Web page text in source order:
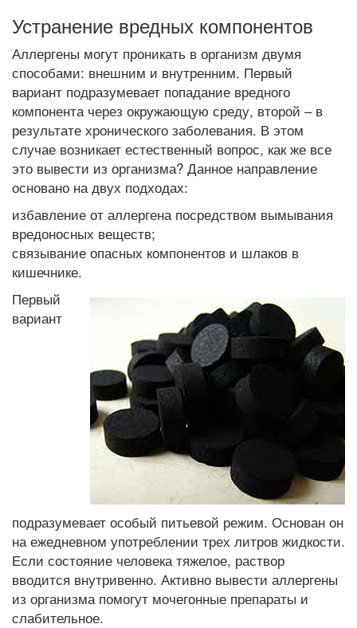
Устранение вредных компонентов
Аллергены могут проникать в организм двумя
способами: внешним и внутренним. Первый
вариант подразумевает попадание вредного
компонента через окружающую среду, второй – в
результате хронического заболевания. В этом
случае возникает естественный вопрос, как же все
это вывести из организма? Данное направление
основано на двух подходах:
избавление от аллергена посредством вымывания
вредоносных веществ;
связывание опасных компонентов и шлаков в
кишечнике.
Первый
вариант
подразумевает особый питьевой режим. Основан он
на ежедневном употреблении трех литров жидкости.
Если состояние человека тяжелое, раствор
вводится внутривенно. Активно вывести аллергены
из организма помогут мочегонные препараты и
слабительное.